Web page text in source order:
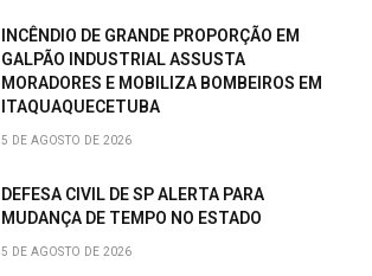
INCÊNDIO DE GRANDE PROPORÇÃO EM
GALPÃO INDUSTRIAL ASSUSTA
MORADORES E MOBILIZA BOMBEIROS EM
ITAQUAQUECETUBA
5 DE AGOSTO DE 2026
DEFESA CIVIL DE SP ALERTA PARA
MUDANÇA DE TEMPO NO ESTADO
5 DE AGOSTO DE 2026